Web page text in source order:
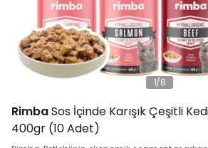
1/8
RimbaSos İçinde Karışık Çeşitli
400gr (10 Adet)